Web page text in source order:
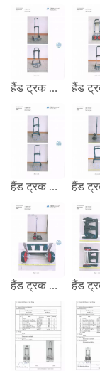
हैंड ट्रक GS मार्क परीक्षण रिपोर्ट
हैंड ट्रक GS मार्क परीक्षण रिपोर्ट
हैंड ट्रक GS मार्क परीक्षण रिपोर्ट